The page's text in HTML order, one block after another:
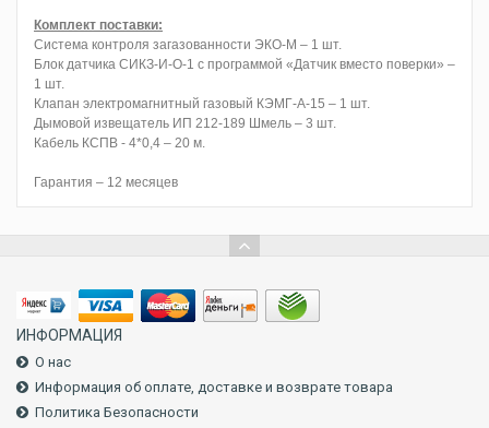
Комплект поставки:
Система контроля загазованности ЭКО-М – 1 шт.
Блок датчика СИКЗ-И-О-1 с программой «Датчик вместо поверки» –
1 шт.
Клапан электромагнитный газовый КЭМГ-А-15 – 1 шт.
Дымовой извещатель ИП 212-189 Шмель – 3 шт.
Кабель КСПВ - 4*0,4 – 20 м.
Гарантия – 12 месяцев
ИНФОРМАЦИЯ
О нас
Информация об оплате, доставке и возврате товара
Политика Безопасности